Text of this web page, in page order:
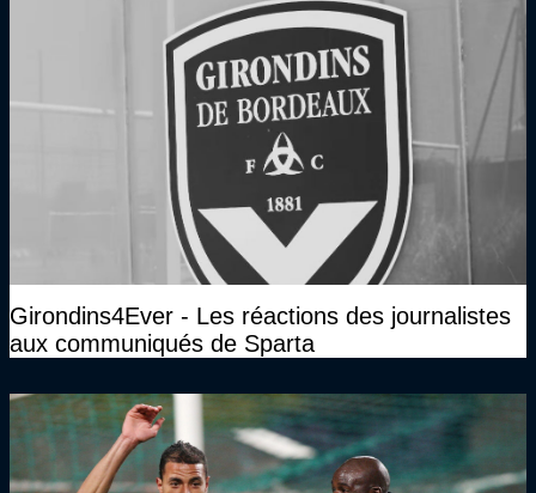
Girondins4Ever - Les réactions des journalistes
aux communiqués de Sparta